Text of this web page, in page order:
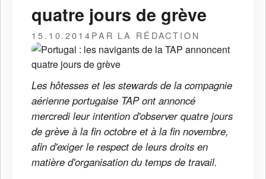
quatre jours de grève
15.10.2014PAR LA RÉDACTION
Les hôtesses et les stewards de la compagnie
aérienne portugaise TAP ont annoncé
mercredi leur intention d'observer quatre jours
de grève à la fin octobre et à la fin novembre,
afin d'exiger le respect de leurs droits en
matière d'organisation du temps de travail.